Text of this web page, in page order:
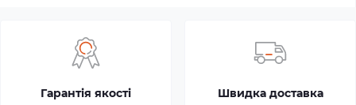
Гарантія якості Швидка доставка